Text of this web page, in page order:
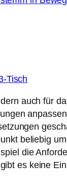
auch für
beliebig
die
es keine